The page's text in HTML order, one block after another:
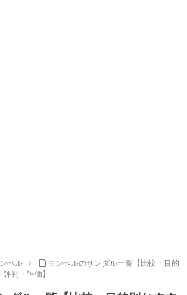
ベル
モンベルのサンダル一覧【比較・目的
判・評価】